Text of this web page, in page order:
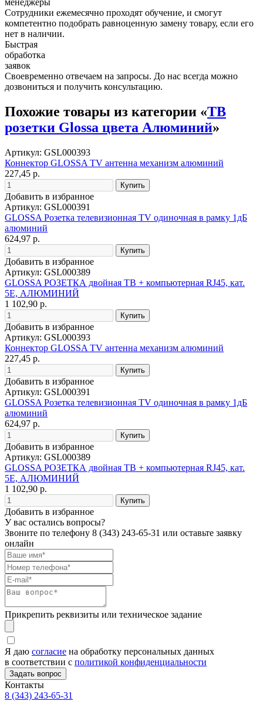
Сотрудники ежемесячно проходят обучение, и смогут
компетентно подобрать равноценную замену товару, если его
нет в наличии.
Быстрая
обработка
заявок
Своевременно отвечаем на запросы. До нас всегда можно
дозвониться и получить консультацию.
Похожие товары из категории «ТВ
розетки Glossa цвета Алюминий»
Артикул: GSL000393
Коннектор GLOSSA TV антенна механизм алюминий
227,45 р.
Добавить в избранное
Артикул: GSL000391
GLOSSA Розетка телевизионная TV одиночная в рамку 1дБ
алюминий
624,97 р.
Добавить в избранное
Артикул: GSL000389
GLOSSA РОЗЕТКА двойная ТВ + компьютерная RJ45, кат.
5Е, АЛЮМИНИЙ
1 102,90 р.
Добавить в избранное
Артикул: GSL000393
Коннектор GLOSSA TV антенна механизм алюминий
227,45 р.
Добавить в избранное
Артикул: GSL000391
GLOSSA Розетка телевизионная TV одиночная в рамку 1дБ
алюминий
624,97 р.
Добавить в избранное
Артикул: GSL000389
GLOSSA РОЗЕТКА двойная ТВ + компьютерная RJ45, кат.
5Е, АЛЮМИНИЙ
1 102,90 р.
Добавить в избранное
У вас остались вопросы?
Звоните по телефону 8 (343) 243-65-31 или оставьте заявку
онлайн
Прикрепить реквизиты или техническое задание
Я даю согласие на обработку персональных данных
в соответствии с политикой конфиденциальности
Контакты
8 (343) 243-65-31